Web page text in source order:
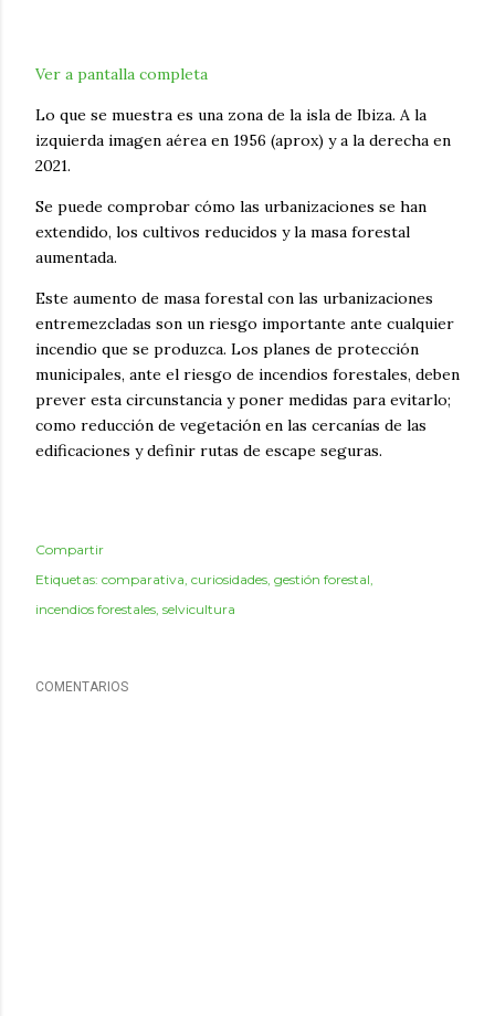
Ver a pantalla completa
Lo que se muestra es una zona de la isla de Ibiza. A la
izquierda imagen aérea en 1956 (aprox) y a la derecha en
2021.
Se puede comprobar cómo las urbanizaciones se han
extendido, los cultivos reducidos y la masa forestal
aumentada.
Este aumento de masa forestal con las urbanizaciones
entremezcladas son un riesgo importante ante cualquier
incendio que se produzca. Los planes de protección
municipales, ante el riesgo de incendios forestales, deben
prever esta circunstancia y poner medidas para evitarlo;
como reducción de vegetación en las cercanías de las
edificaciones y definir rutas de escape seguras.
Compartir
Etiquetas: comparativa curiosidades gestión forestal
incendios forestales selvicultura
COMENTARIOS